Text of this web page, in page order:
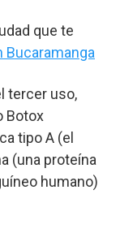
que te
Bucaramanga
tercer uso,
Botox
tipo A (el
(una proteína
humano)